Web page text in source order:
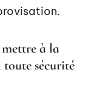
à la
sécurité